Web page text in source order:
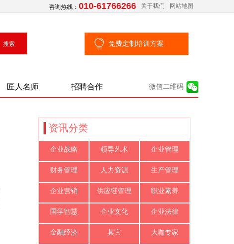
咨询热线： 010-61766266 关于我们 网站地图
免费定制培训方案
匠人名师 招聘合作 微信二维码
资讯分类
企业战略 领导艺术 企业管理
财务管理 人力资源 生产管理
企业营销 供应链管理 职业素养
国学智慧 企业文化 企业法律
金融经济 其它 大咖专家